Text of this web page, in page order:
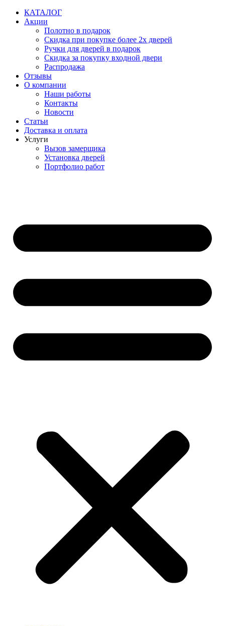
Перейти
содержимому
КАТАЛОГ
Акции
Полотно в подарок
Скидка при покупке более 2х дверей
Ручки для дверей в подарок
Скидка за покупку входной двери
Распродажа
Отзывы
О компании
Наши работы
Контакты
Новости
Статьи
Доставка и оплата
Услуги
Вызов замерщика
Установка дверей
Портфолио работ